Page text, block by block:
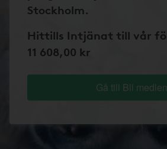
Stockholm.
Hittills Intjänat till vår
11 608,00 kr
Gå till Bli